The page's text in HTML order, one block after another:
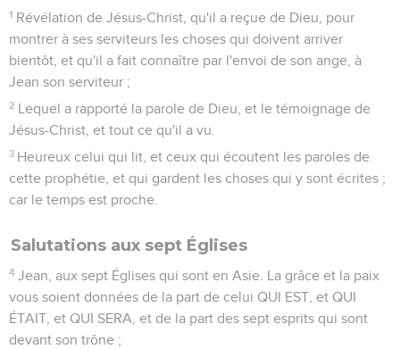
1 Révélation de Jésus-Christ, qu'il a reçue de Dieu, pour
montrer à ses serviteurs les choses qui doivent arriver
bientôt, et qu'il a fait connaître par l'envoi de son ange, à
Jean son serviteur ;
2 Lequel a rapporté la parole de Dieu, et le témoignage de
Jésus-Christ, et tout ce qu'il a vu.
3 Heureux celui qui lit, et ceux qui écoutent les paroles de
cette prophétie, et qui gardent les choses qui y sont écrites ;
car le temps est proche.
Salutations aux sept Églises
4 Jean, aux sept Églises qui sont en Asie. La grâce et la paix
vous soient données de la part de celui QUI EST, et QUI
ÉTAIT, et QUI SERA, et de la part des sept esprits qui sont
devant son trône ;